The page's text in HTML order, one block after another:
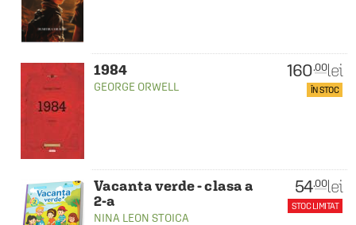
1984
GEORGE ORWELL
160.00lei
ÎN STOC
Vacanta verde - clasa a
2-a
NINA LEON STOICA
54.00lei
STOC LIMITAT